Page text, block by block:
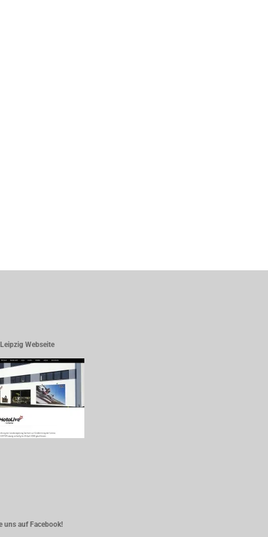
Webseite
uns auf Facebook!